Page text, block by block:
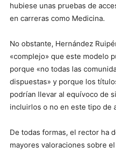
hubiese unas pruebas de
en carreras como Medicina.
No obstante, Hernández
«complejo» que este modelo
porque «no todas las
dispuestas» y porque los
podrían llevar al equívoco de
incluirlos o no en este tipo de
De todas formas, el rector ha
mayores valoraciones sobre